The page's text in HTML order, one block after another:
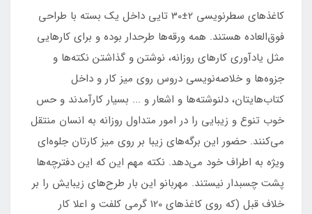
کاغذهای سطرنویسی 2±30 تایی داخل یک بسته با طراحی
فوق‌العاده هستند. همه ورقه‌ها طرحدار بوده و برای کارهایی
مثل یادآوری کارهای روزانه، نوشتن و گذاشتن نکته‌ها و
جزوه‌ها و خلاصه‌نویسی دروس روی میز کار و داخل
کتاب‌هایتان، دلنوشته‌ها و اشعار و ... بسیار کارآمدند و حس
خوب تنوع و زیبایی را در امور متداول روزانه به انسان منتقل
می‌کنند. حضور این برگه‌های زیبا بر روی میز کارتان جلوه‌ای
ویژه به اطراف خود می‌دهد. نکته مهم این که این دفترچه‌ها
پشت چسبدار نیستند. مهربانو این بار طرح‌های زیبایش را بر
خلاف قبل (که روی کاغذهای 120 گرمی کلفت و اعلا کار